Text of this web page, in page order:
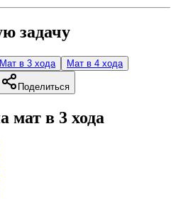
задачу
Мат в 3 хода Мат в 4 хода
Поделиться
мат в 3 хода